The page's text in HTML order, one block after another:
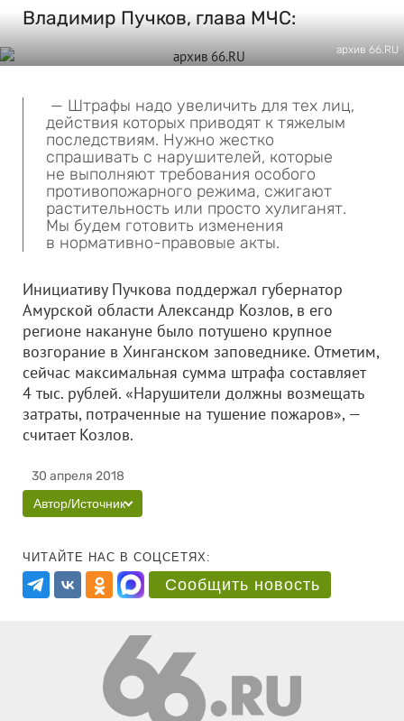
Владимир Пучков, глава МЧС:
архив 66.RU
— Штрафы надо увеличить для тех лиц,
действия которых приводят к тяжелым
последствиям. Нужно жестко
спрашивать с нарушителей, которые
не выполняют требования особого
противопожарного режима, сжигают
растительность или просто хулиганят.
Мы будем готовить изменения
в нормативно-правовые акты.
Инициативу Пучкова поддержал губернатор
Амурской области Александр Козлов, в его
регионе накануне было потушено крупное
возгорание в Хинганском заповеднике. Отметим,
сейчас максимальная сумма штрафа составляет
4 тыс. рублей. «Нарушители должны возмещать
затраты, потраченные на тушение пожаров», —
считает Козлов.
30 апреля 2018
Автор/Источник
ЧИТАЙТЕ НАС В СОЦСЕТЯХ:
Сообщить новость